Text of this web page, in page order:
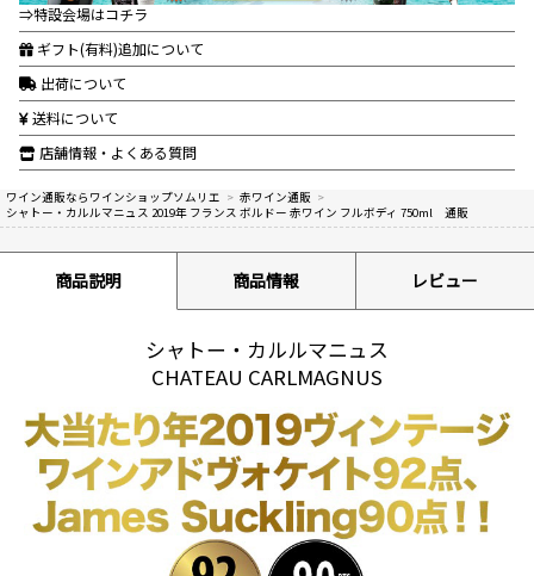
⇒特設会場はコチラ
ギフト(有料)追加について
出荷について
送料について
店舗情報・よくある質問
ワイン通販ならワインショップソムリエ > 赤ワイン通販 >
シャトー・カルルマニュス 2019年 フランス ボルドー 赤ワイン フルボディ 750ml 通販
商品説明 商品情報 レビュー
シャトー・カルルマニュス
CHATEAU CARLMAGNUS